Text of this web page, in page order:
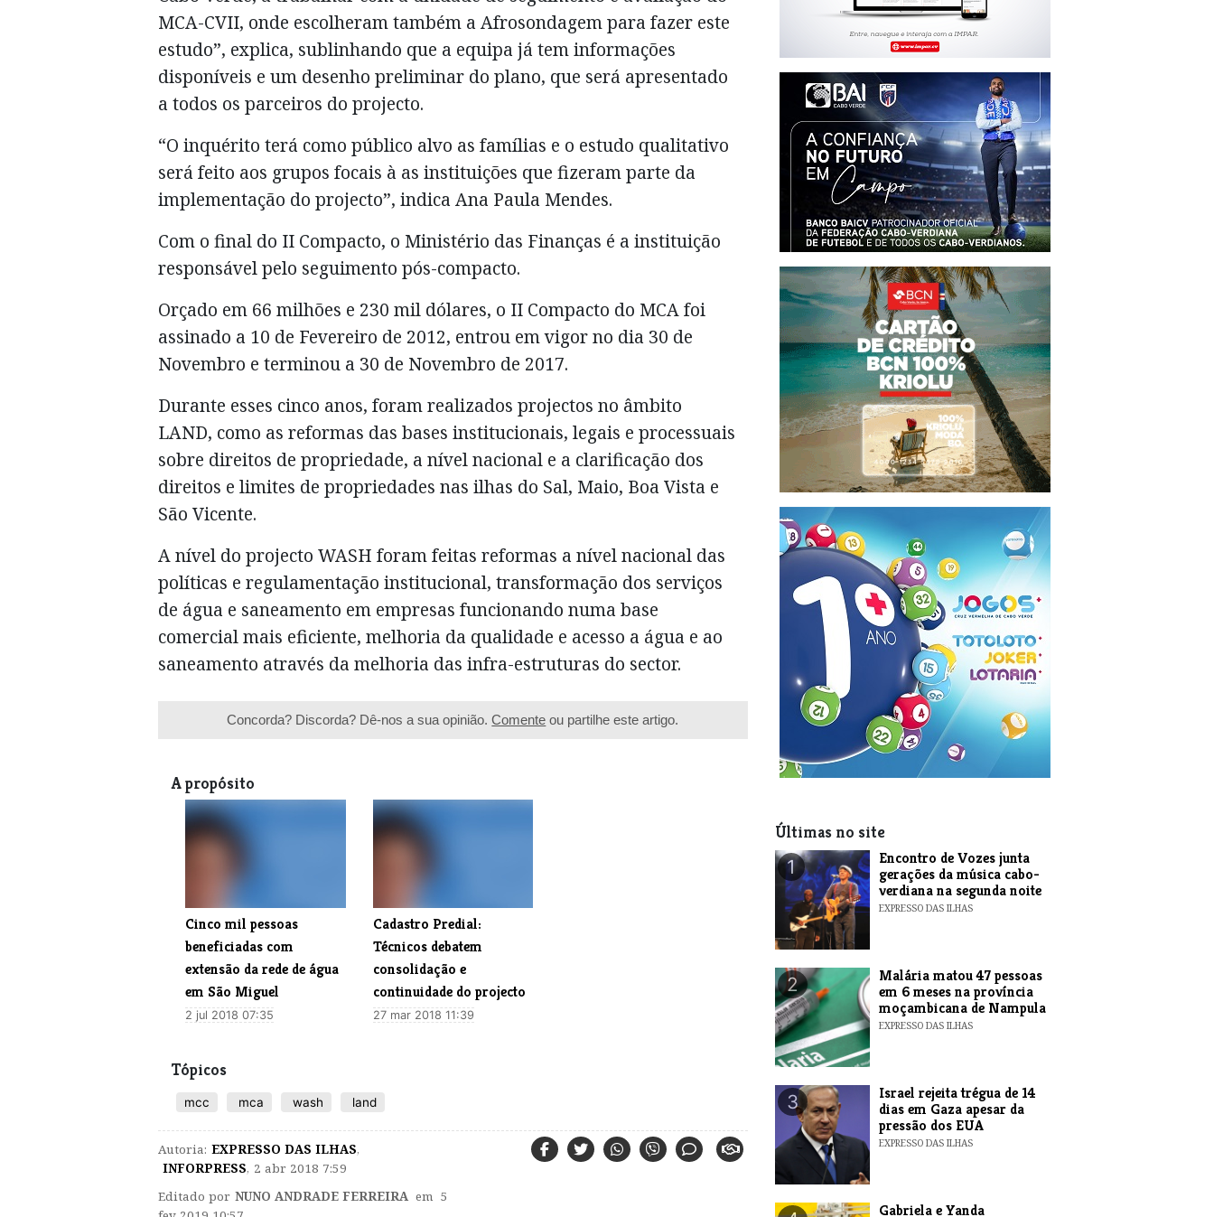
MCA-CVII, onde escolheram também a Afrosondagem para fazer este
estudo”, explica, sublinhando que a equipa já tem informações
disponíveis e um desenho preliminar do plano, que será apresentado
a todos os parceiros do projecto.
“O inquérito terá como público alvo as famílias e o estudo qualitativo
será feito aos grupos focais à as instituições que fizeram parte da
implementação do projecto”, indica Ana Paula Mendes.
Com o final do II Compacto, o Ministério das Finanças é a instituição
responsável pelo seguimento pós-compacto.
Orçado em 66 milhões e 230 mil dólares, o II Compacto do MCA foi
assinado a 10 de Fevereiro de 2012, entrou em vigor no dia 30 de
Novembro e terminou a 30 de Novembro de 2017.
Durante esses cinco anos, foram realizados projectos no âmbito
LAND, como as reformas das bases institucionais, legais e processuais
sobre direitos de propriedade, a nível nacional e a clarificação dos
direitos e limites de propriedades nas ilhas do Sal, Maio, Boa Vista e
São Vicente.
A nível do projecto WASH foram feitas reformas a nível nacional das
políticas e regulamentação institucional, transformação dos serviços
de água e saneamento em empresas funcionando numa base
comercial mais eficiente, melhoria da qualidade e acesso a água e ao
saneamento através da melhoria das infra-estruturas do sector.
Concorda? Discorda? Dê-nos a sua opinião.Comente ou partilhe este artigo.
A propósito
Cinco mil pessoas
beneficiadas com
extensão da rede de água
em São Miguel
2 jul 2018 07:35
Cadastro Predial:
Técnicos debatem
consolidação e
continuidade do projecto
27 mar 2018 11:39
Tópicos
mcc mca wash land
Autoria: EXPRESSO DAS ILHAS,
INFORPRESS, 2 abr 2018 7:59
Editado por NUNO ANDRADE FERREIRA em 5
Últimas no site
1
Encontro de Vozes junta
gerações da música cabo-
verdiana na segunda noite
EXPRESSO DAS ILHAS
2
​Malária matou 47 pessoas
em 6 meses na província
moçambicana de Nampula
EXPRESSO DAS ILHAS
3
​Israel rejeita trégua de 14
dias em Gaza apesar da
pressão dos EUA
EXPRESSO DAS ILHAS
Gabriela e Yanda